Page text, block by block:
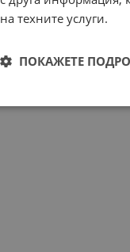
на техните услуги.
ПОКАЖЕТЕ